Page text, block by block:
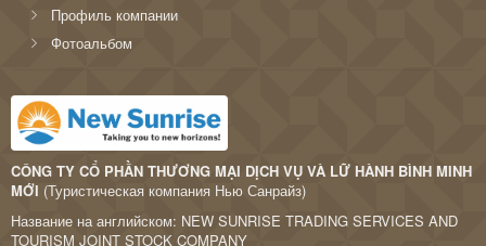
Профиль компании
Фотоальбом
CÔNG TY CỔ PHẦN THƯƠNG MẠI DỊCH VỤ VÀ LỮ HÀNH BÌNH MINH
MỚI (Туристическая компания Нью Санрайз)
Название на английском: NEW SUNRISE TRADING SERVICES AND
TOURISM JOINT STOCK COMPANY